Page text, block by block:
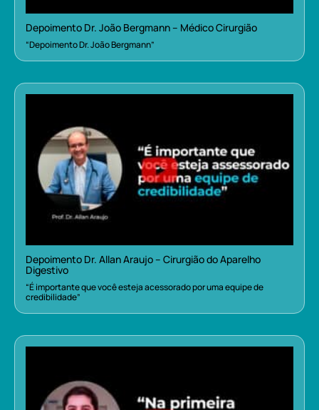
Depoimento Dr. João Bergmann – Médico Cirurgião
“Depoimento Dr. João Bergmann”
Depoimento Dr. Allan Araujo – Cirurgião do Aparelho
Digestivo
“É importante que você esteja acessorado por uma equipe de
credibilidade”